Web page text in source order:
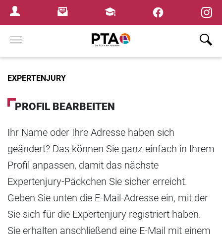
Login MenuNewsletterFortbildungen
Home
EXPERTENJURY
PROFIL BEARBEITEN
Ihr Name oder Ihre Adresse haben sich
geändert? Das können Sie ganz einfach in Ihrem
Profil anpassen, damit das nächste
Expertenjury-Päckchen Sie sicher erreicht.
Geben Sie unten die E-Mail-Adresse ein, mit der
Sie sich für die Expertenjury registriert haben.
Sie erhalten anschließend eine E-Mail mit einem